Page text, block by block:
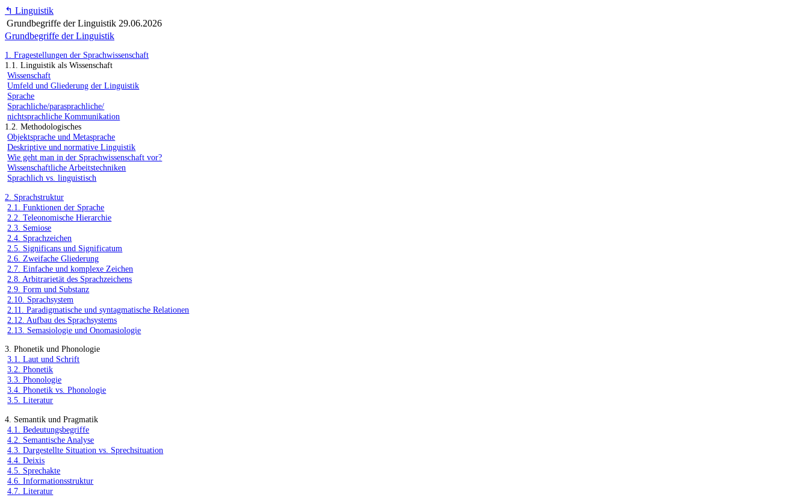
↰ Linguistik
Grundbegriffe der Linguistik 29.06.2026
Grundbegriffe der Linguistik
1. Fragestellungen der Sprachwissenschaft
1.1. Linguistik als Wissenschaft
Wissenschaft
Umfeld und Gliederung der Linguistik
Sprache
Sprachliche/parasprachliche/
nichtsprachliche Kommunikation
1.2. Methodologisches
Objektsprache und Metasprache
Deskriptive und normative Linguistik
Wie geht man in der Sprachwissenschaft vor?
Wissenschaftliche Arbeitstechniken
Sprachlich vs. linguistisch
2. Sprachstruktur
2.1. Funktionen der Sprache
2.2. Teleonomische Hierarchie
2.3. Semiose
2.4. Sprachzeichen
2.5. Significans und Significatum
2.6. Zweifache Gliederung
2.7. Einfache und komplexe Zeichen
2.8. Arbitrarietät des Sprachzeichens
2.9. Form und Substanz
2.10. Sprachsystem
2.11. Paradigmatische und syntagmatische Relationen
2.12. Aufbau des Sprachsystems
2.13. Semasiologie und Onomasiologie
3. Phonetik und Phonologie
3.1. Laut und Schrift
3.2. Phonetik
3.3. Phonologie
3.4. Phonetik vs. Phonologie
3.5. Literatur
4. Semantik und Pragmatik
4.1. Bedeutungsbegriffe
4.2. Semantische Analyse
4.3. Dargestellte Situation vs. Sprechsituation
4.4. Deixis
4.5. Sprechakte
4.6. Informationsstruktur
4.7. Literatur